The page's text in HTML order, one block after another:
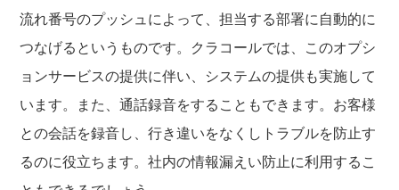
流れ番号のプッシュによって、担当する部署に自動的に
つなげるというものです。クラコールでは、このオプシ
ョンサービスの提供に伴い、システムの提供も実施して
います。また、通話録音をすることもできます。お客様
との会話を録音し、行き違いをなくしトラブルを防止す
るのに役立ちます。社内の情報漏えい防止に利用するこ